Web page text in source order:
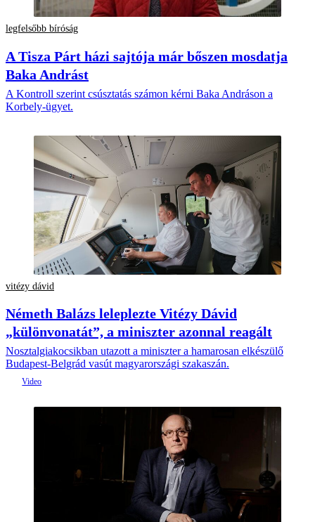
legfelsőbb bíróság
A Tisza Párt házi sajtója már bőszen mosdatja
Baka Andrást
A Kontroll szerint csúsztatás számon kérni Baka Andráson a
Korbely-ügyet.
vitézy dávid
Németh Balázs leleplezte Vitézy Dávid
„különvonatát”, a miniszter azonnal reagált
Nosztalgiakocsikban utazott a miniszter a hamarosan elkészülő
Budapest-Belgrád vasút magyarországi szakaszán.